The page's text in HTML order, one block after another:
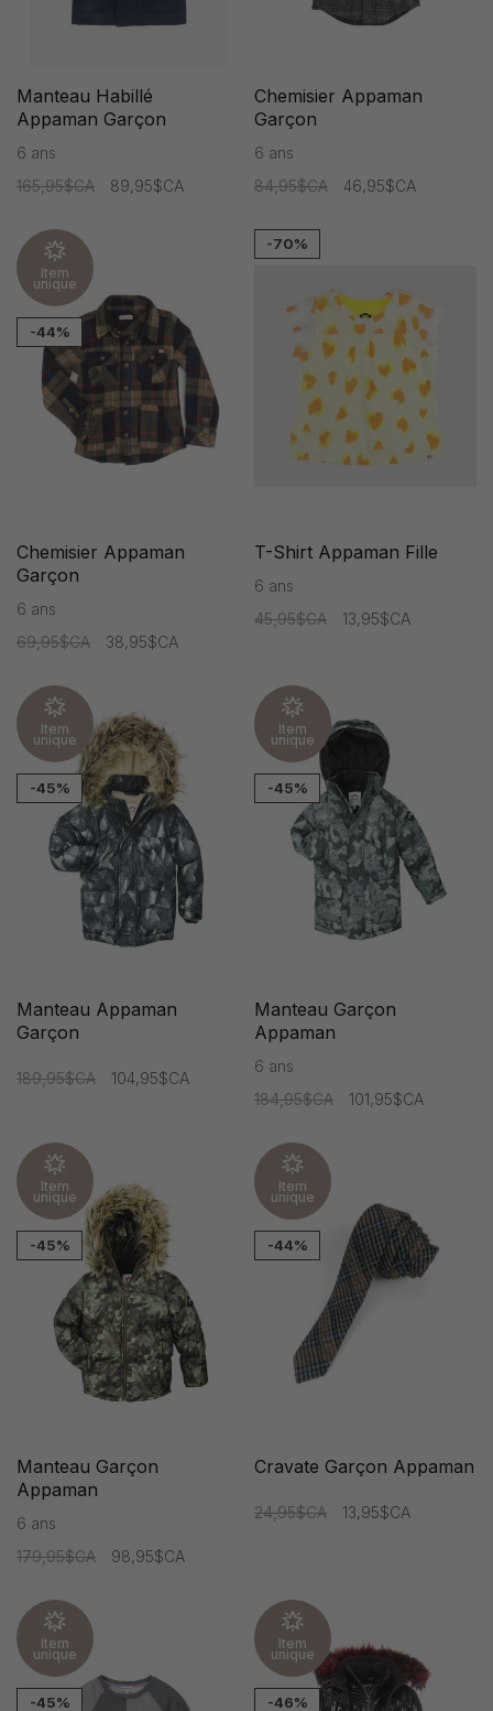
Manteau Habillé
Appaman Garçon
6 ans
165,95$CA
89,95$CA
Chemisier Appaman
Garçon
6 ans
84,95$CA
46,95$CA
Item
unique
-44%
Chemisier Appaman
Garçon
6 ans
69,95$CA
38,95$CA
-70%
T-Shirt Appaman Fille
6 ans
45,95$CA
13,95$CA
Item
unique
-45%
Manteau Appaman
Garçon
189,95$CA 104,95$CA
Item
unique
-45%
Manteau Garçon
Appaman
6 ans
184,95$CA
101,95$CA
Item
unique
-45%
Manteau Garçon
Appaman
6 ans
179,95$CA
98,95$CA
Item
unique
-44%
Cravate Garçon Appaman
24,95$CA 13,95$CA
Item
unique
-45%
Item
unique
-46%